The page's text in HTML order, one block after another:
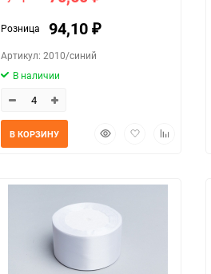
Розница 94,10 ₽
Артикул: 2010/синий
В наличии
БыстрыйДобавитьДобавить
В КОРЗИНУ